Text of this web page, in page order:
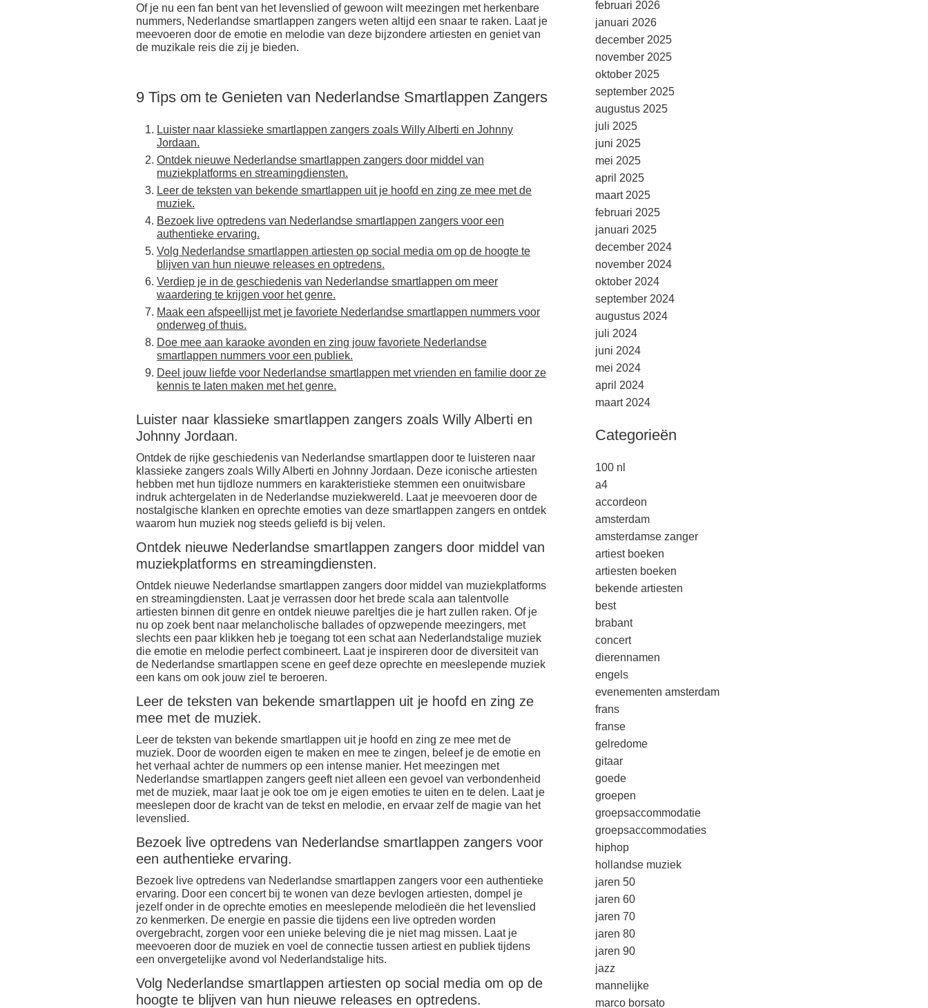
Of je nu een fan bent van het levenslied of gewoon wilt meezingen met herkenbare
nummers, Nederlandse smartlappen zangers weten altijd een snaar te raken. Laat je
meevoeren door de emotie en melodie van deze bijzondere artiesten en geniet van
de muzikale reis die zij je bieden.
9 Tips om te Genieten van Nederlandse Smartlappen Zangers
Luister naar klassieke smartlappen zangers zoals Willy Alberti en Johnny
Jordaan.
Ontdek nieuwe Nederlandse smartlappen zangers door middel van
muziekplatforms en streamingdiensten.
Leer de teksten van bekende smartlappen uit je hoofd en zing ze mee met de
muziek.
Bezoek live optredens van Nederlandse smartlappen zangers voor een
authentieke ervaring.
Volg Nederlandse smartlappen artiesten op social media om op de hoogte te
blijven van hun nieuwe releases en optredens.
Verdiep je in de geschiedenis van Nederlandse smartlappen om meer
waardering te krijgen voor het genre.
Maak een afspeellijst met je favoriete Nederlandse smartlappen nummers voor
onderweg of thuis.
Doe mee aan karaoke avonden en zing jouw favoriete Nederlandse
smartlappen nummers voor een publiek.
Deel jouw liefde voor Nederlandse smartlappen met vrienden en familie door ze
kennis te laten maken met het genre.
Luister naar klassieke smartlappen zangers zoals Willy Alberti en
Johnny Jordaan.
Ontdek de rijke geschiedenis van Nederlandse smartlappen door te luisteren naar
klassieke zangers zoals Willy Alberti en Johnny Jordaan. Deze iconische artiesten
hebben met hun tijdloze nummers en karakteristieke stemmen een onuitwisbare
indruk achtergelaten in de Nederlandse muziekwereld. Laat je meevoeren door de
nostalgische klanken en oprechte emoties van deze smartlappen zangers en ontdek
waarom hun muziek nog steeds geliefd is bij velen.
Ontdek nieuwe Nederlandse smartlappen zangers door middel van
muziekplatforms en streamingdiensten.
Ontdek nieuwe Nederlandse smartlappen zangers door middel van muziekplatforms
en streamingdiensten. Laat je verrassen door het brede scala aan talentvolle
artiesten binnen dit genre en ontdek nieuwe pareltjes die je hart zullen raken. Of je
nu op zoek bent naar melancholische ballades of opzwepende meezingers, met
slechts een paar klikken heb je toegang tot een schat aan Nederlandstalige muziek
die emotie en melodie perfect combineert. Laat je inspireren door de diversiteit van
de Nederlandse smartlappen scene en geef deze oprechte en meeslepende muziek
een kans om ook jouw ziel te beroeren.
Leer de teksten van bekende smartlappen uit je hoofd en zing ze
mee met de muziek.
Leer de teksten van bekende smartlappen uit je hoofd en zing ze mee met de
muziek. Door de woorden eigen te maken en mee te zingen, beleef je de emotie en
het verhaal achter de nummers op een intense manier. Het meezingen met
Nederlandse smartlappen zangers geeft niet alleen een gevoel van verbondenheid
met de muziek, maar laat je ook toe om je eigen emoties te uiten en te delen. Laat je
meeslepen door de kracht van de tekst en melodie, en ervaar zelf de magie van het
levenslied.
Bezoek live optredens van Nederlandse smartlappen zangers voor
een authentieke ervaring.
Bezoek live optredens van Nederlandse smartlappen zangers voor een authentieke
ervaring. Door een concert bij te wonen van deze bevlogen artiesten, dompel je
jezelf onder in de oprechte emoties en meeslepende melodieën die het levenslied
zo kenmerken. De energie en passie die tijdens een live optreden worden
overgebracht, zorgen voor een unieke beleving die je niet mag missen. Laat je
meevoeren door de muziek en voel de connectie tussen artiest en publiek tijdens
een onvergetelijke avond vol Nederlandstalige hits.
Volg Nederlandse smartlappen artiesten op social media om op de
hoogte te blijven van hun nieuwe releases en optredens.
februari 2026
januari 2026
december 2025
november 2025
oktober 2025
september 2025
augustus 2025
juli 2025
juni 2025
mei 2025
april 2025
maart 2025
februari 2025
januari 2025
december 2024
november 2024
oktober 2024
september 2024
augustus 2024
juli 2024
juni 2024
mei 2024
april 2024
maart 2024
Categorieën
100 nl
a4
accordeon
amsterdam
amsterdamse zanger
artiest boeken
artiesten boeken
bekende artiesten
best
brabant
concert
dierennamen
engels
evenementen amsterdam
frans
franse
gelredome
gitaar
goede
groepen
groepsaccommodatie
groepsaccommodaties
hiphop
hollandse muziek
jaren 50
jaren 60
jaren 70
jaren 80
jaren 90
jazz
mannelijke
marco borsato